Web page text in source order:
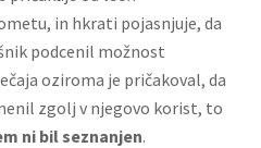
in hkrati pojasnjuje, da
podcenil možnost
oziroma je pričakoval, da
zgolj v njegovo korist, to
ni bil seznanjen.